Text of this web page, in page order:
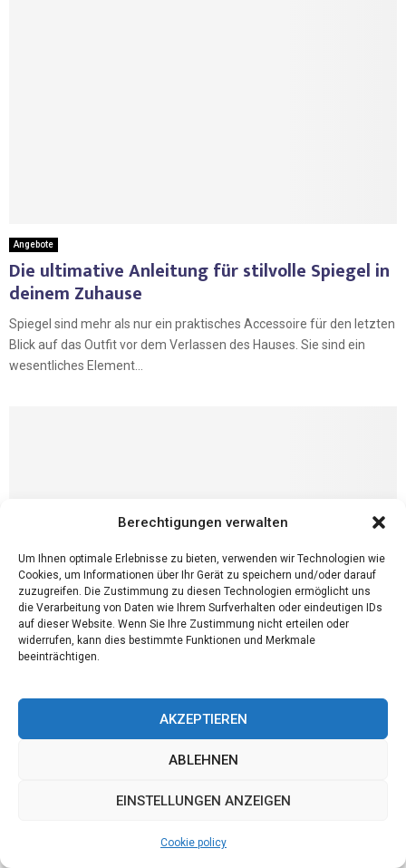
Berechtigungen verwalten
Um Ihnen optimale Erlebnisse zu bieten, verwenden wir Technologien wie
Cookies, um Informationen über Ihr Gerät zu speichern und/oder darauf
zuzugreifen. Die Zustimmung zu diesen Technologien ermöglicht uns
die Verarbeitung von Daten wie Ihrem Surfverhalten oder eindeutigen IDs
auf dieser Website. Wenn Sie Ihre Zustimmung nicht erteilen oder
widerrufen, kann dies bestimmte Funktionen und Merkmale
beeinträchtigen.
AKZEPTIEREN
ABLEHNEN
EINSTELLUNGEN ANZEIGEN
Cookie policy
Angebote
Die ultimative Anleitung für stilvolle Spiegel in
deinem Zuhause
Spiegel sind mehr als nur ein praktisches Accessoire für den letzten
Blick auf das Outfit vor dem Verlassen des Hauses. Sie sind ein
wesentliches Element...
Welche Überlegungen sind beim Einrichten
einer Apotheke zu berücksichtigen?
Die Eröffnung oder Renovierung einer Apotheke erfordert
Medikamenten in Regalen. Eine durchdachte Apothekengestaltung